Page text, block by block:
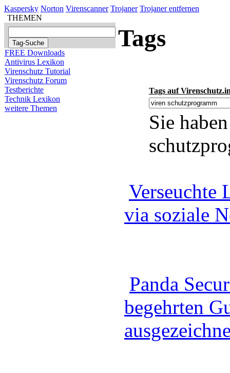
Kaspersky Norton Virenscanner Trojaner Trojaner entfernen
THEMEN
FREE Downloads
Antivirus Lexikon
Virenschutz Tutorial
Virenschutz Forum
Testberichte
Technik Lexikon
weitere Themen
Tags
Tags auf
Sie
Verseuchte
via soziale
Panda
begehrten